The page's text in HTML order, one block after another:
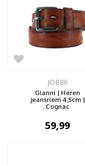
JOB86
Gianni | Heren
jeansriem 4,5cm |
Cognac
59,99